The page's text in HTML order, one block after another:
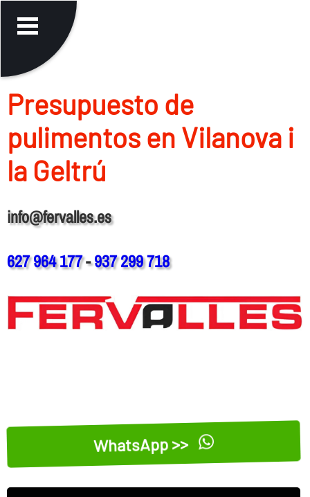
Presupuesto de
pulimentos en Vilanova i
la Geltrú
info@fervalles.es
627 964 177-937 299 718
WhatsApp >>